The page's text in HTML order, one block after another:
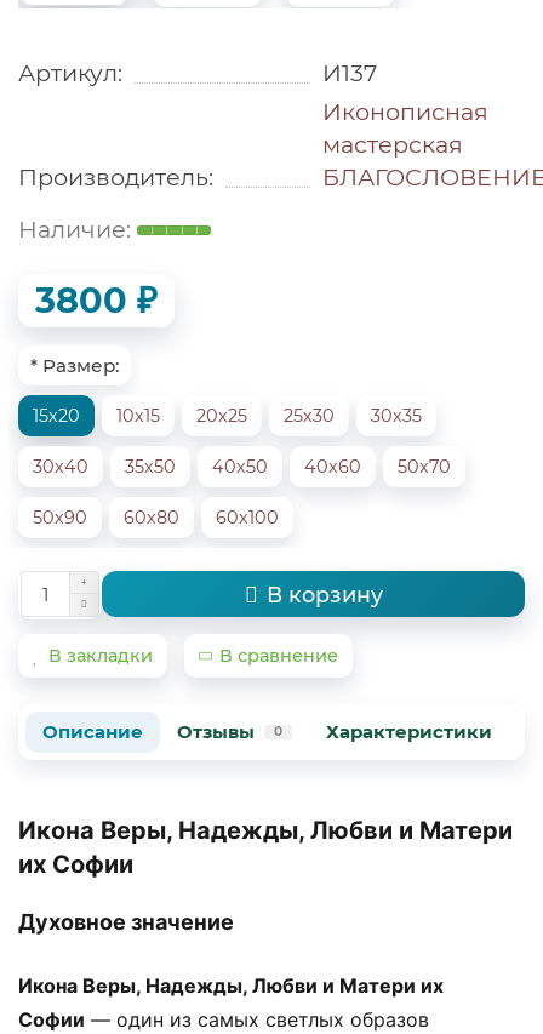
Артикул: И137
Производитель:
Иконописная
мастерская
3800 ₽
* Размер:
15х20 10х15 20х25 25х30 30х35
30х40 35х50 40х50 40х60 50х70
50х90 60х80 60х100
В корзину
В закладки В сравнение
Описание Отзывы 0 Характеристики
Икона Веры, Надежды, Любви и Матери
их Софии
Духовное значение
Икона Веры, Надежды, Любви и Матери их
Софии — один из самых светлых образов